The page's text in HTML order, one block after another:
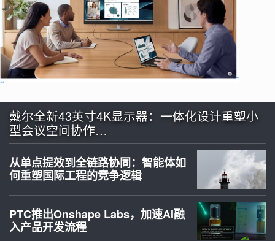
戴尔全新43英寸4K显示器：一体化设计重塑小
型会议空间协作…
从单点提效到全链路协同：智能体如
何重塑国际工程的竞争逻辑
PTC推出Onshape Labs，加速AI融
入产品开发流程